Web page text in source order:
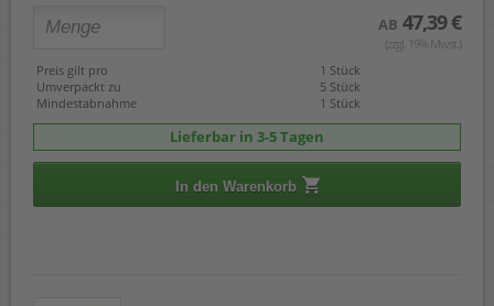
AB 47,39 €
(zzgl. 19% Mwst.)
Preis gilt pro
1 Stück
Umverpackt zu
5 Stück
Mindestabnahme
1 Stück
Lieferbar in 3-5 Tagen
In den Warenkorb